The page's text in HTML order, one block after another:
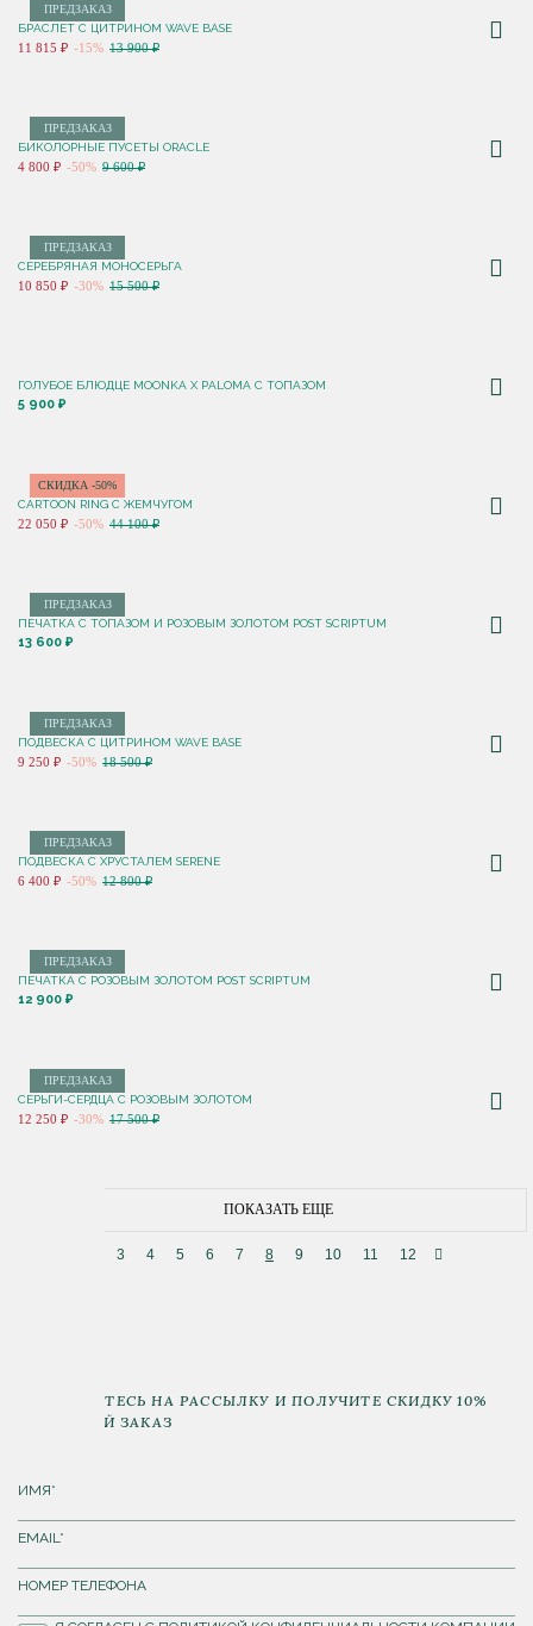
ПРЕДЗАКАЗ
БРАСЛЕТ С ЦИТРИНОМ WAVE BASE
11 815 ₽ -15% 13 900 ₽
ПРЕДЗАКАЗ
БИКОЛОРНЫЕ ПУСЕТЫ ORACLE
4 800 ₽ -50% 9 600 ₽
ПРЕДЗАКАЗ
СЕРЕБРЯНАЯ МОНОСЕРЬГА
10 850 ₽ -30% 15 500 ₽
ГОЛУБОЕ БЛЮДЦЕ MOONKA X PALOMA С ТОПАЗОМ
5 900 ₽
СКИДКА -50%
CARTOON RING С ЖЕМЧУГОМ
22 050 ₽ -50% 44 100 ₽
ПРЕДЗАКАЗ
ПЕЧАТКА С ТОПАЗОМ И РОЗОВЫМ ЗОЛОТОМ POST SCRIPTUM
13 600 ₽
ПРЕДЗАКАЗ
ПОДВЕСКА С ЦИТРИНОМ WAVE BASE
9 250 ₽ -50% 18 500 ₽
ПРЕДЗАКАЗ
ПОДВЕСКА С ХРУСТАЛЕМ SERENE
6 400 ₽ -50% 12 800 ₽
ПРЕДЗАКАЗ
ПЕЧАТКА С РОЗОВЫМ ЗОЛОТОМ POST SCRIPTUM
12 900 ₽
ПРЕДЗАКАЗ
СЕРЬГИ-СЕРДЦА С РОЗОВЫМ ЗОЛОТОМ
12 250 ₽ -30% 17 500 ₽
ПОКАЗАТЬ ЕЩЕ
3 4 5 6 7 8 9 10 11 12
ПОДПИШИТЕСЬ НА РАССЫЛКУ И ПОЛУЧИТЕ СКИДКУ 10%
НА ПЕРВЫЙ ЗАКАЗ